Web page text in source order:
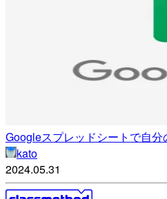
Googleスプレッドシートで自
kato
2024.05.31